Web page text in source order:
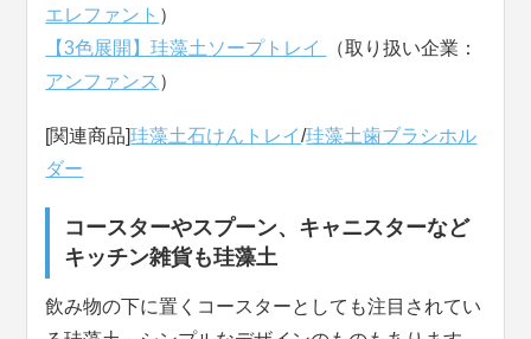
エレファント ）
【3色展開】珪藻土ソープトレイ
（取り扱い企業：
アンファンス ）
[関連商品]珪藻土石けんトレイ/珪藻土歯ブラシホル
ダー
コースターやスプーン、キャニスターなど
キッチン雑貨も珪藻土
飲み物の下に置くコースターとしても注目されてい